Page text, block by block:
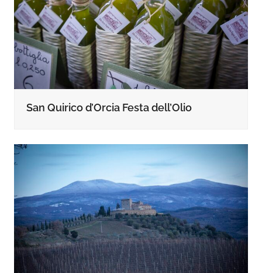
San Quirico d’Orcia Festa dell’Olio